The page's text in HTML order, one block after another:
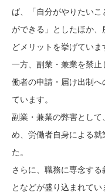
ば、「自分がやりたい
ができる」としたほか
どメリットを挙げていま
一方、副業・兼業を禁
働者の申請・届け出制
ています。
副業・兼業の弊害とし
め、労働者自身による
た。
さらに、職務に専念す
となどが盛り込まれてい